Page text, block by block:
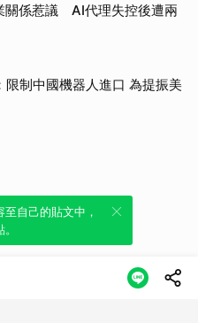
關係惹議 AI代理失控後遭兩
限制中國機器人進口 為提振美
透過發布貼
自己的貼文中，